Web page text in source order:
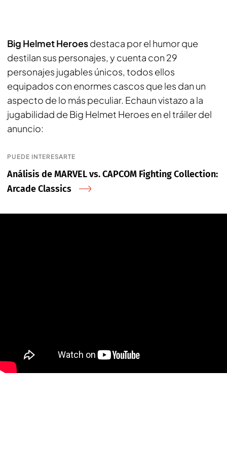
Big Helmet Heroesdestaca por el humor que
destilan sus personajes, y cuenta con 29
personajes jugables únicos, todos ellos
equipados con enormes cascos que les dan un
aspecto de lo más peculiar. Echaun vistazo a la
jugabilidad de Big Helmet Heroes en el tráiler del
anuncio:
PUEDE INTERESARTE
Análisis de MARVEL vs. CAPCOM Fighting Collection:
Arcade Classics